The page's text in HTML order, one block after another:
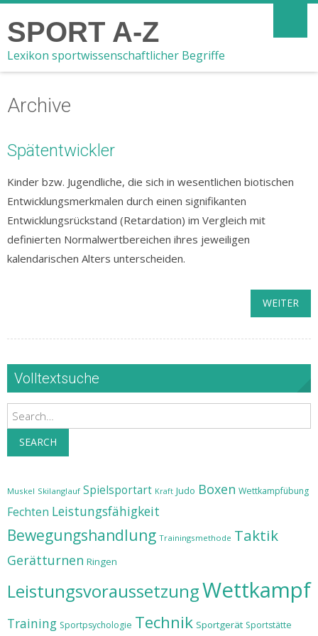
SPORT A-Z
Lexikon sportwissenschaftlicher Begriffe
Archive
Spätentwickler
Kinder bzw. Jugendliche, die sich in wesentlichen biotischen
Entwicklungsmerkmalen durch einen signifikanten
Entwicklungsrückstand (Retardation) im Vergleich mit
definierten Normalwertbereichen ihres jeweiligen
kalendarischen Alters unterscheiden.
WEITER
Volltextsuche
Search
SEARCH
Muskel Skilanglauf Spielsportart Kraft Judo Boxen Wettkampfübung
Fechten Leistungsfähigkeit
Bewegungshandlung Trainingsmethode Taktik
Gerätturnen Ringen
LeistungsvoraussetzungWettkampf
Training Sportpsychologie Technik Sportgerät Sportstätte